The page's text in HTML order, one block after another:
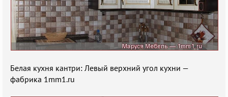
Белая кухня кантри: Левый верхний угол кухни —
фабрика 1mm1.ru